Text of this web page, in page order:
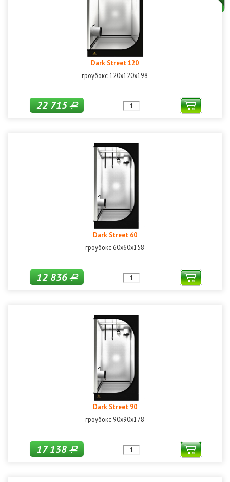
Dark Street 120
гроубокс 120х120x198
22 715Р
Dark Street 60
гроубокс 60х60х158
12 836Р
Dark Street 90
гроубокс 90x90х178
17 138Р